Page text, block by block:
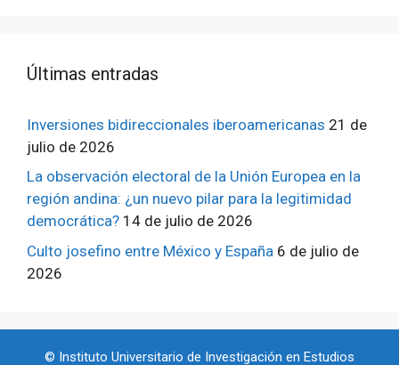
ÚItimas entradas
Inversiones bidireccionales iberoamericanas 21 de
julio de 2026
La observación electoral de la Unión Europea en la
región andina: ¿un nuevo pilar para la legitimidad
democrática? 14 de julio de 2026
Culto josefino entre México y España 6 de julio de
2026
© Instituto Universitario de Investigación en Estudios